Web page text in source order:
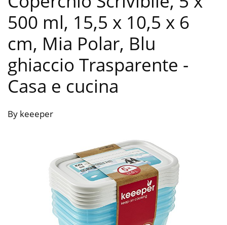
500 ml, 15,5 x 10,5 x 6
cm, Mia Polar, Blu
ghiaccio Trasparente -
Casa e cucina
By keeeper